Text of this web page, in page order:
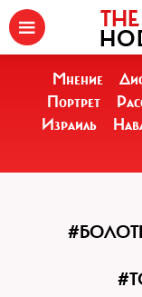
Мнение
Портрет
Израиль